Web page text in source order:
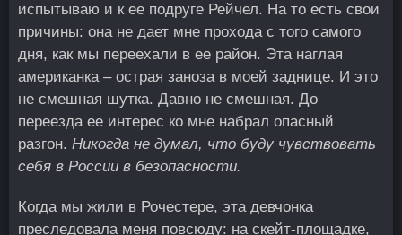
испытываю и к ее подруге Рейчел. На то есть свои
причины: она не дает мне прохода с того самого
дня, как мы переехали в ее район. Эта наглая
американка – острая заноза в моей заднице. И это
не смешная шутка. Давно не смешная. До
переезда ее интерес ко мне набрал опасный
разгон. Никогда не думал, что буду чувствовать
себя в России в безопасности.
Когда мы жили в Рочестере, эта девчонка
преследовала меня повсюду: на скейт-площадке,